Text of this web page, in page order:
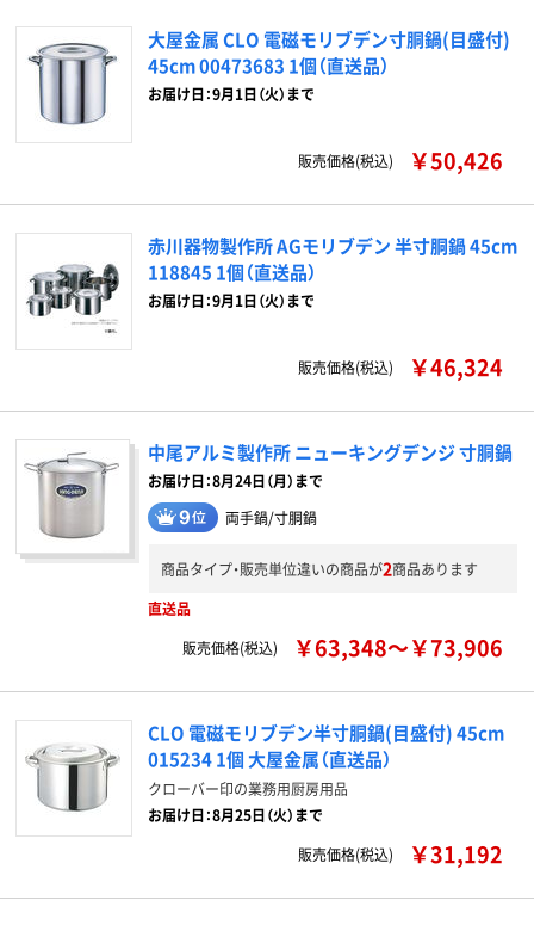
大屋金属 CLO 電磁モリブデン寸胴鍋(目盛付)
45cm 00473683 1個（直送品）
お届け日：9月1日（火）まで
販売価格(税込) ￥50,426
赤川器物製作所 AGモリブデン 半寸胴鍋 45cm
118845 1個（直送品）
お届け日：9月1日（火）まで
販売価格(税込) ￥46,324
中尾アルミ製作所 ニューキングデンジ 寸胴鍋
お届け日：8月24日（月）まで
両手鍋/寸胴鍋
商品タイプ・販売単位違いの商品が2商品あります
直送品
販売価格(税込)
￥63,348～￥73,906
CLO 電磁モリブデン半寸胴鍋(目盛付) 45cm
015234 1個 大屋金属（直送品）
クローバー印の業務用厨房用品
お届け日：8月25日（火）まで
販売価格(税込)
￥31,192